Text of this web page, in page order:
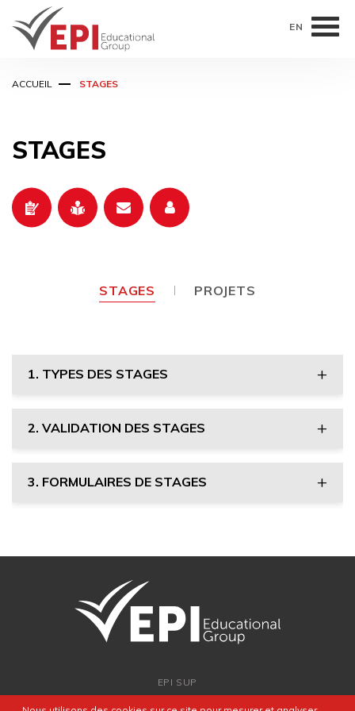
au
EN
ACCUEIL STAGES
STAGES
STAGES PROJETS
1. TYPES DES STAGES
2. VALIDATION DES STAGES
3. FORMULAIRES DE STAGES
EPI SUP